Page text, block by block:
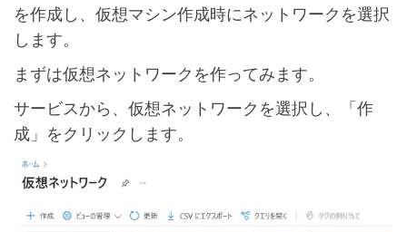
を作成し、仮想マシン作成時にネットワークを選択
します。
まずは仮想ネットワークを作ってみます。
サービスから、仮想ネットワークを選択し、「作
成」をクリックします。